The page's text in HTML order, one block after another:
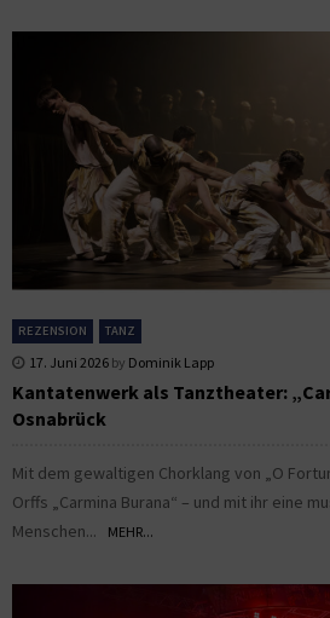
REZENSION TANZ
17. Juni 2026 by Dominik Lapp
Kantatenwerk als Tanztheater:
Osnabrück
Mit dem gewaltigen Chorklang von „O
Orffs „Carmina Burana“ – und mit ihr eine
Menschen...
MEHR...